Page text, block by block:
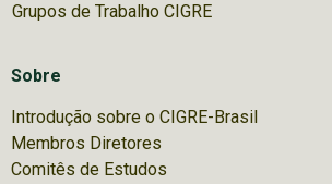
Grupos de Trabalho CIGRE
Sobre
Introdução sobre o CIGRE-Brasil
Membros Diretores
Comitês de Estudos